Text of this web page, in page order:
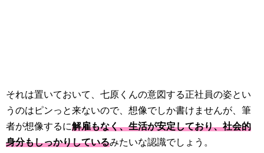
それは置いておいて、七原くんの意図する正社員の姿とい
うのはピンっと来ないので、想像でしか書けませんが、筆
者が想像するに解雇もなく、生活が安定しており、社会的
身分もしっかりしているみたいな認識でしょう。